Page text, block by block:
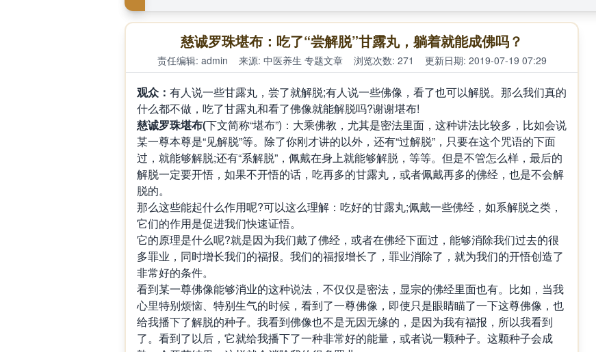
慈诚罗珠堪布：吃了“尝解脱”甘露丸，躺着就能成佛吗？
责任编辑: admin 来源: 中医养生 专题文章 浏览次数: 271 更新日期: 2019-07-19 07:29
观众： 有人说一些甘露丸，尝了就解脱;有人说一些佛像，看了也可以解脱。那么我们真的
什么都不做，吃了甘露丸和看了佛像就能解脱吗?谢谢堪布!
慈诚罗珠堪布(下文简称“堪布”)：大乘佛教，尤其是密法里面，这种讲法比较多，比如会说
某一尊本尊是“见解脱”等。除了你刚才讲的以外，还有“过解脱”，只要在这个咒语的下面
过，就能够解脱;还有“系解脱”，佩戴在身上就能够解脱，等等。但是不管怎么样，最后的
解脱一定要开悟，如果不开悟的话，吃再多的甘露丸，或者佩戴再多的佛经，也是不会解
脱的。
那么这些能起什么作用呢?可以这么理解：吃好的甘露丸;佩戴一些佛经，如系解脱之类，
它们的作用是促进我们快速证悟。
它的原理是什么呢?就是因为我们戴了佛经，或者在佛经下面过，能够消除我们过去的很
多罪业，同时增长我们的福报。我们的福报增长了，罪业消除了，就为我们的开悟创造了
非常好的条件。
看到某一尊佛像能够消业的这种说法，不仅仅是密法，显宗的佛经里面也有。比如，当我
心里特别烦恼、特别生气的时候，看到了一尊佛像，即使只是眼睛瞄了一下这尊佛像，也
给我播下了解脱的种子。我看到佛像也不是无因无缘的，是因为我有福报，所以我看到
了。看到了以后，它就给我播下了一种非常好的能量，或者说一颗种子。这颗种子会成